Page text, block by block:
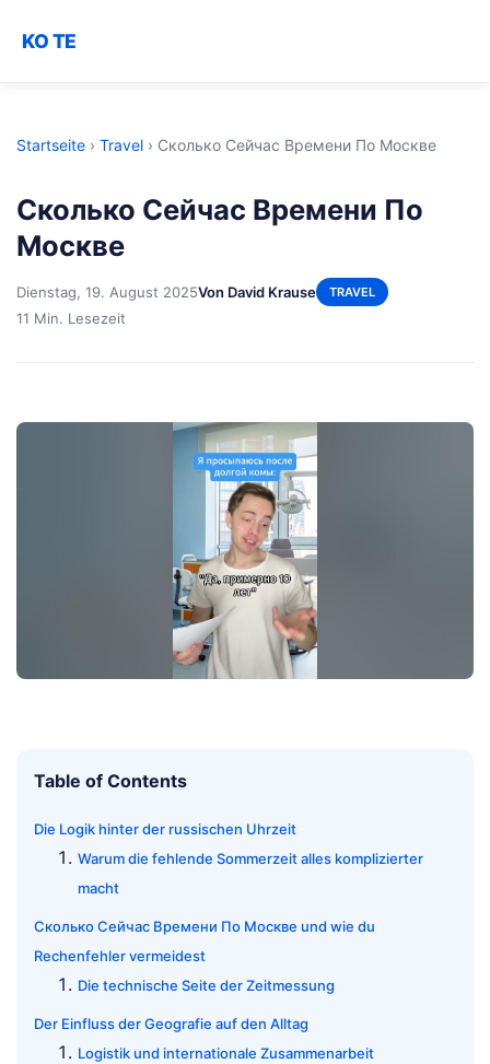
KO TE
Startseite › Travel › Сколько Сейчас Времени По Москве
Сколько Сейчас Времени По
Москве
Dienstag, 19. August 2025Von David Krause TRAVEL
11 Min. Lesezeit
Table of Contents
Die Logik hinter der russischen Uhrzeit
Warum die fehlende Sommerzeit alles komplizierter
macht
Сколько Сейчас Времени По Москве und wie du
Rechenfehler vermeidest
Die technische Seite der Zeitmessung
Der Einfluss der Geografie auf den Alltag
Logistik und internationale Zusammenarbeit